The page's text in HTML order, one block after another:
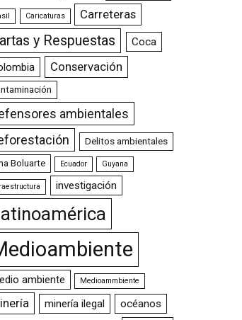
Caricaturas Carreteras
y Respuestas
Coca
Conservación
ambientales
Delitos ambientales
Boluarte Ecuador Guyana
investigación
ambiente Medioammbiente
minería ilegal océanos